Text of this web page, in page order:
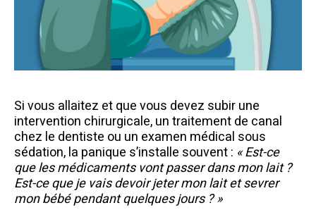
Si vous allaitez et que vous devez subir une
intervention chirurgicale, un traitement de canal
chez le dentiste ou un examen médical sous
sédation, la panique s’installe souvent : « Est-ce
que les médicaments vont passer dans mon lait ?
Est-ce que je vais devoir jeter mon lait et sevrer
mon bébé pendant quelques jours ? »